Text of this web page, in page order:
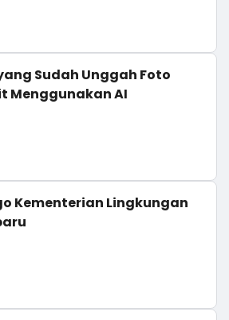
Sudah Unggah Foto
Menggunakan AI
Kementerian Lingkungan